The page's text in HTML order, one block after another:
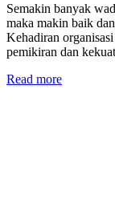
Semakin banyak
maka makin baik
Kehadiran
pemikiran dan
Read more